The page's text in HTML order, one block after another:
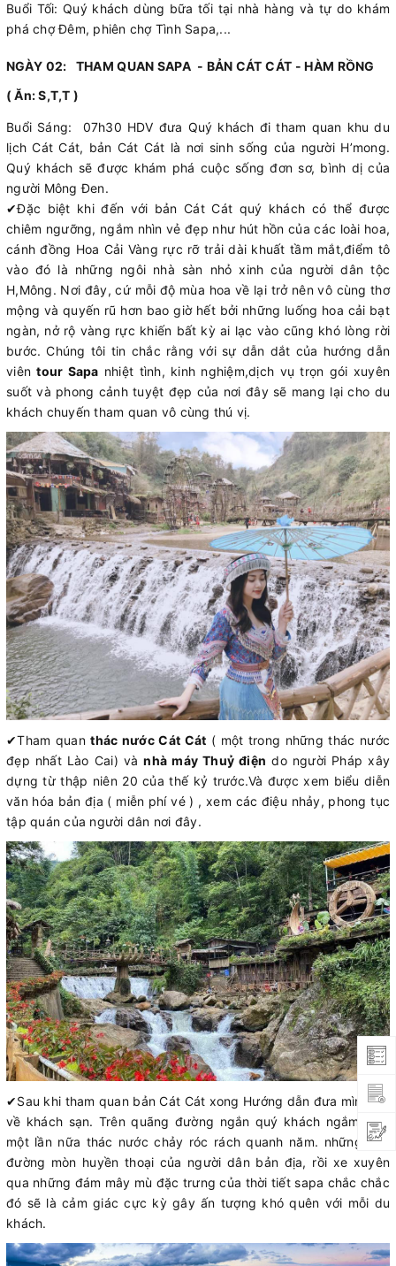
Buổi Tối: Quý khách dùng bữa tối tại nhà hàng và tự do khám
phá chợ Đêm, phiên chợ Tình Sapa,...
NGÀY 02: THAM QUAN SAPA - BẢN CÁT CÁT - HÀM RỒNG
( Ăn: S,T,T )
Buổi Sáng: 07h30 HDV đưa Quý khách đi tham quan khu du
lịch Cát Cát, bản Cát Cát là nơi sinh sống của người H’mong.
Quý khách sẽ được khám phá cuộc sống đơn sơ, bình dị của
người Mông Đen.
✔Đặc biệt khi đến với bản Cát Cát quý khách có thể được
chiêm ngưỡng, ngắm nhìn vẻ đẹp như hút hồn của các loài hoa,
cánh đồng Hoa Cải Vàng rực rỡ trải dài khuất tầm mắt,điểm tô
vào đó là những ngôi nhà sàn nhỏ xinh của người dân tộc
H,Mông. Nơi đây, cứ mỗi độ mùa hoa về lại trở nên vô cùng thơ
mộng và quyến rũ hơn bao giờ hết bởi những luống hoa cải bạt
ngàn, nở rộ vàng rực khiến bất kỳ ai lạc vào cũng khó lòng rời
bước. Chúng tôi tin chắc rằng với sự dẫn dắt của hướng dẫn
viêntour Sapa nhiệt tình, kinh nghiệm,dịch vụ trọn gói xuyên
suốt và phong cảnh tuyệt đẹp của nơi đây sẽ mang lại cho du
khách chuyến tham quan vô cùng thú vị.
✔Tham quanthác nước Cát Cát ( một trong những thác nước
đẹp nhất Lào Cai) vànhà máy Thuỷ điện do người Pháp xây
dựng từ thập niên 20 của thế kỷ trước.Và được xem biểu diễn
văn hóa bản địa ( miễn phí vé ) , xem các điệu nhảy, phong tục
tập quán của người dân nơi đây.
✔Sau khi tham quan bản Cát Cát xong Hướng dẫn đưa mình trở
về khách sạn. Trên quãng đường ngắn quý khách ngắm nhìn
một lần nữa thác nước chảy róc rách quanh năm. những con
đường mòn huyền thoại của người dân bản địa, rồi xe xuyên
qua những đám mây mù đặc trưng của thời tiết sapa chắc chắc
đó sẽ là cảm giác cực kỳ gây ấn tượng khó quên với mỗi du
khách.